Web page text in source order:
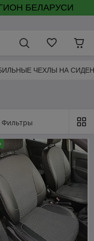
БЕЛАРУСИ
ЧЕХЛЫ НА
Фильтры